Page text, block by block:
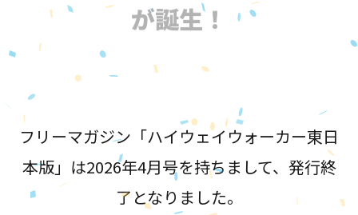
が誕生！
フリーマガジン「ハイウェイウォーカー東日
本版」は2026年4月号を持ちまして、発行終
了となりました。